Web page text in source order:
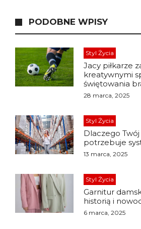
PODOBNE WPISY
Styl Życia
Jacy piłkarze
kreatywnymi
świętowania
28 marca, 2025
Styl Życia
Dlaczego
potrzebuje
13 marca, 2025
Styl Życia
Garnitur
historią i
6 marca, 2025